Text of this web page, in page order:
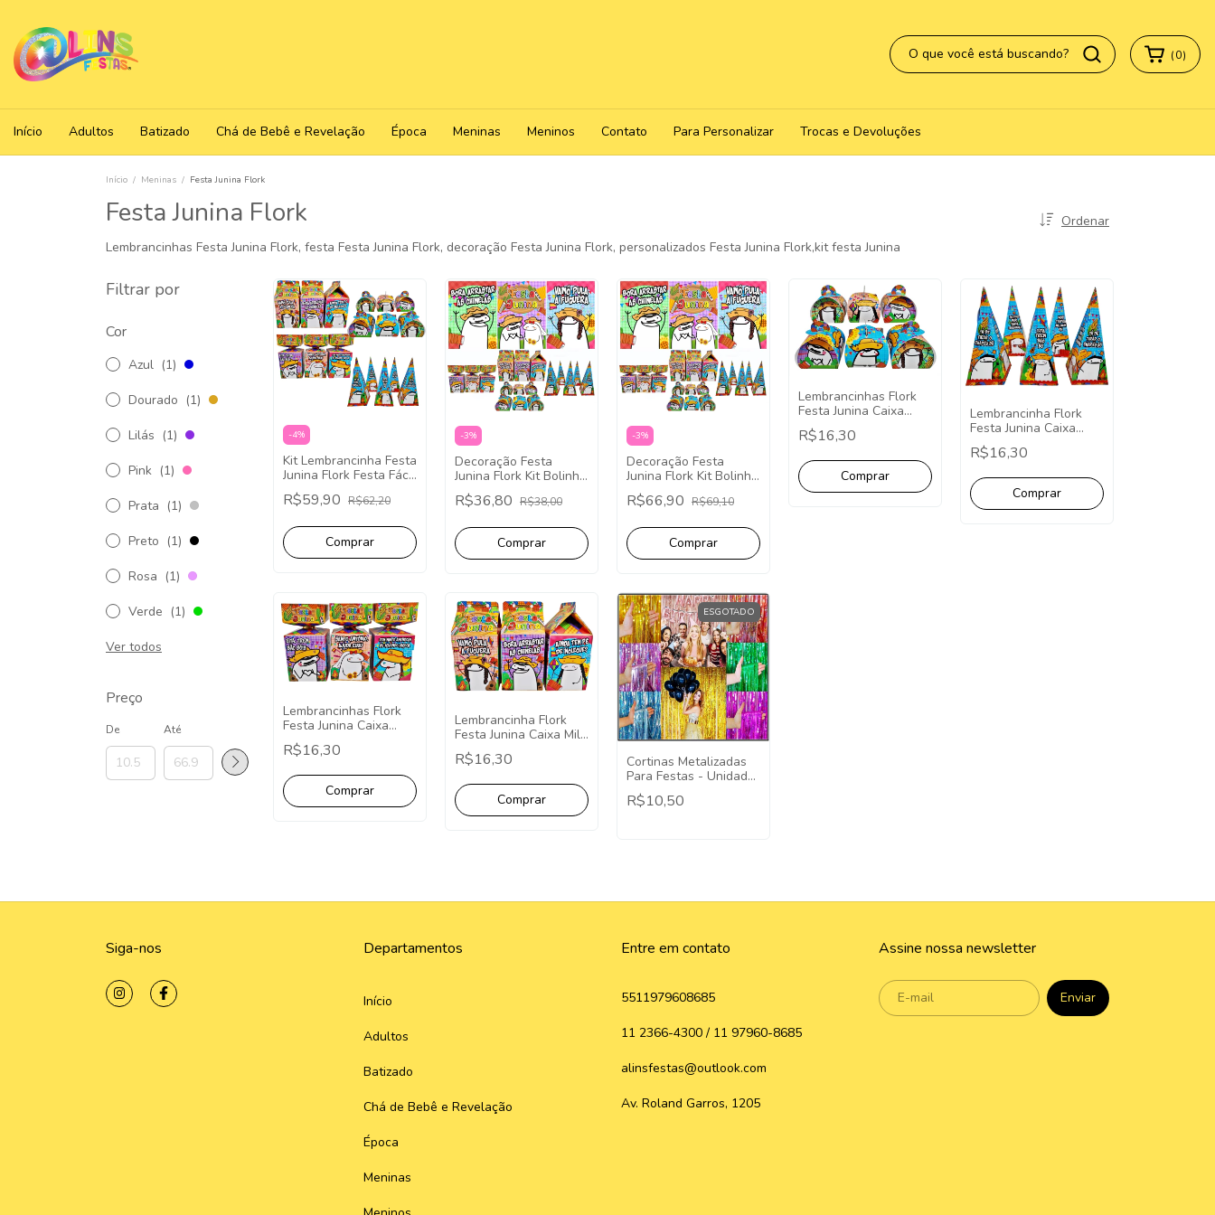
(0)
Início Adultos Batizado Chá de Bebê e Revelação Época Meninas Meninos Contato Para Personalizar Trocas e Devoluções
Início / Meninas / Festa Junina Flork
Festa Junina Flork
Ordenar
Lembrancinhas Festa Junina Flork, festa Festa Junina Flork, decoração Festa Junina Flork, personalizados Festa Junina Flork,kit festa Junina
Filtrar por
Cor
Azul (1)
Dourado (1)
Lilás (1)
Pink (1)
Prata (1)
Preto (1)
Rosa (1)
Verde (1)
Ver todos
Preço
De Até
-4%
Kit Lembrancinha Festa
Junina Flork Festa Fácil
Papelaria 40 Caixinhas
R$59,90 R$62,20
-3%
Decoração Festa
Junina Flork Kit Bolinho
- 23 Itens
R$36,80 R$38,00
-3%
Decoração Festa
Junina Flork Kit Bolinho
- 43 Itens
R$66,90 R$69,10
Lembrancinhas Flork
Festa Junina Caixa
Bombom - Pct com 10
R$16,30
Lembrancinha Flork
Festa Junina Caixa
Cone - Pct com 10
R$16,30
Lembrancinhas Flork
Festa Junina Caixa
Meia Bala - Pct com 10
R$16,30
Lembrancinha Flork
Festa Junina Caixa Milk
- Pct com 10
R$16,30
ESGOTADO
Cortinas Metalizadas
Para Festas - Unidade
2x1
R$10,50
Siga-nos Departamentos
Início
Adultos
Batizado
Chá de Bebê e Revelação
Época
Meninas
Entre em contato
5511979608685
11 2366-4300 / 11 97960-8685
alinsfestas@outlook.com
Av. Roland Garros, 1205
Assine nossa newsletter